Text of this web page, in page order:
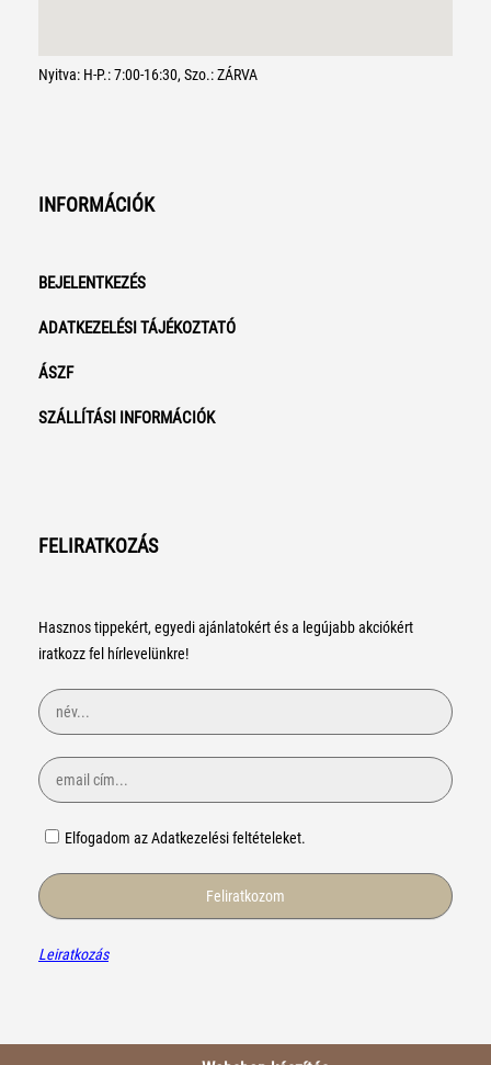
Nyitva: H-P.: 7:00-16:30, Szo.: ZÁRVA
INFORMÁCIÓK
BEJELENTKEZÉS
ADATKEZELÉSI TÁJÉKOZTATÓ
ÁSZF
SZÁLLÍTÁSI INFORMÁCIÓK
FELIRATKOZÁS
Hasznos tippekért, egyedi ajánlatokért és a legújabb akciókért
iratkozz fel hírlevelünkre!
Elfogadom az Adatkezelési feltételeket.
Leiratkozás